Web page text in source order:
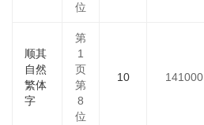
位
顺其
自然
繁体
字
第
1
页
第
8
位
10 141000